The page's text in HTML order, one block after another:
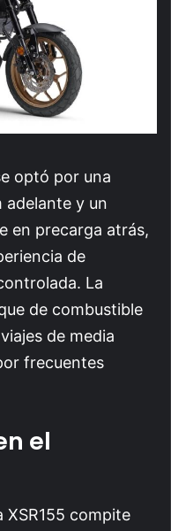
optó por una
adelante y un
en precarga atrás,
de
La
de combustible
de media
frecuentes
el
compite